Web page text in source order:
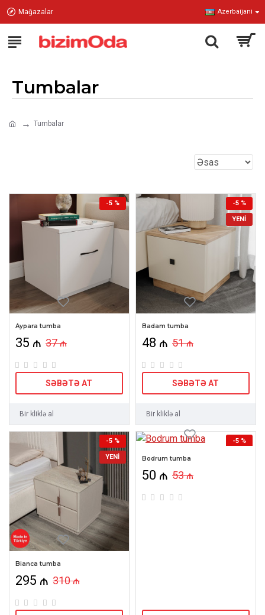
Mağazalar Azerbaijani
Tumbalar
Tumbalar
-5 %
Aypara tumba
35 ₼ 37 ₼
SƏBƏTƏ AT
Bir kliklə al
YENI
-5 %
Badam tumba
48 ₼ 51 ₼
SƏBƏTƏ AT
Bir kliklə al
YENI
-5 %
Bianca tumba
295 ₼ 310 ₼
-5 %
Bodrum tumba
50 ₼ 53 ₼